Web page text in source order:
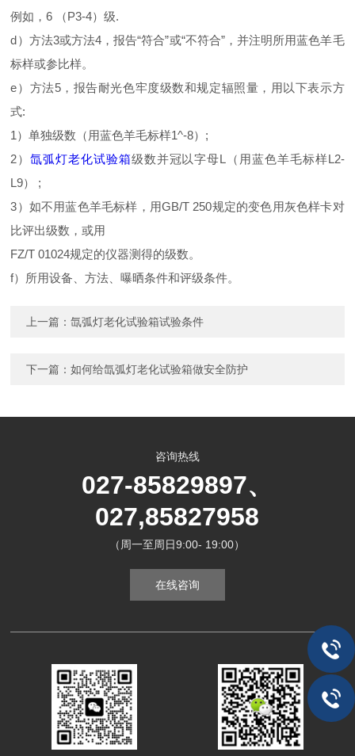
例如，6 （P3-4）级.
d）方法3或方法4，报告“符合”或“不符合”，并注明所用蓝色羊毛
标样或参比样。
e）方法5，报告耐光色牢度级数和规定辐照量，用以下表示方
式:
1）单独级数（用蓝色羊毛标样1^-8）;
2）氙弧灯老化试验箱级数并冠以字母L（用蓝色羊毛标样L2-
L9） ;
3）如不用蓝色羊毛标样，用GB/T 250规定的变色用灰色样卡对
比评出级数，或用
FZ/T 01024规定的仪器测得的级数。
f）所用设备、方法、曝晒条件和评级条件。
上一篇：氙弧灯老化试验箱试验条件
下一篇：如何给氙弧灯老化试验箱做安全防护
咨询热线
027-85829897、
027,85827958
（周一至周日9:00- 19:00）
在线咨询